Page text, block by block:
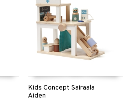
Kids Concept Sairaala
Aiden